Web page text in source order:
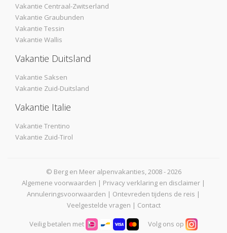
Vakantie Centraal-Zwitserland
Vakantie Graubunden
Vakantie Tessin
Vakantie Wallis
Vakantie Duitsland
Vakantie Saksen
Vakantie Zuid-Duitsland
Vakantie Italie
Vakantie Trentino
Vakantie Zuid-Tirol
© Berg en Meer alpenvakanties, 2008 - 2026
Algemene voorwaarden | Privacy verklaring en disclaimer |
Annuleringsvoorwaarden | Ontevreden tijdens de reis |
Veelgestelde vragen | Contact
Veilig betalen met Volg ons op